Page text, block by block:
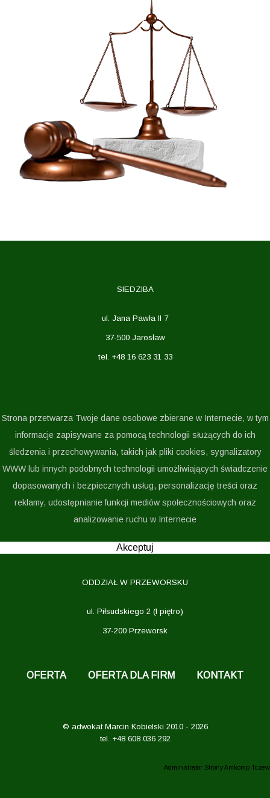
SIEDZIBA
ul. Jana Pawła II 7
37-500 Jarosław
tel. +48 16 623 31 33
Strona przetwarza Twoje dane osobowe zbierane w Internecie, w tym
informacje zapisywane za pomocą technologii służących do ich
śledzenia i przechowywania, takich jak pliki cookies, sygnalizatory
WWW lub innych podobnych technologii umożliwiających świadczenie
dopasowanych i bezpiecznych usług, personalizację treści oraz
reklamy, udostępnianie funkcji mediów społecznościowych oraz
analizowanie ruchu w Internecie
Akceptuj
ODDZIAŁ W PRZEWORSKU
ul. Piłsudskiego 2 (I piętro)
37-200 Przeworsk
OFERTA OFERTA DLA FIRM KONTAKT
© adwokat Marcin Kobielski 2010 - 2026
tel. +48 608 036 292
Administrator Strony Amkomp Tczew